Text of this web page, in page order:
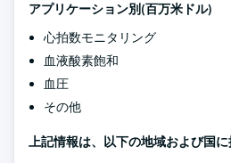
アプリケーション別(百万米ドル)
心拍数モニタリング
血液酸素飽和
血圧
その他
上記情報は、以下の地域および国に